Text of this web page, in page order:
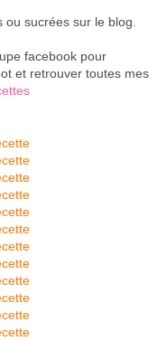
sucrées sur le blog.
facebook pour
et retrouver toutes mes